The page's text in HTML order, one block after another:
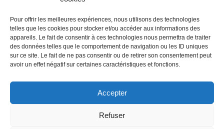
Pour offrir les meilleures expériences, nous utilisons des technologies
telles que les cookies pour stocker et/ou accéder aux informations des
appareils. Le fait de consentir à ces technologies nous permettra de traiter
des données telles que le comportement de navigation ou les ID uniques
sur ce site. Le fait de ne pas consentir ou de retirer son consentement peut
avoir un effet négatif sur certaines caractéristiques et fonctions.
Accepter
Refuser